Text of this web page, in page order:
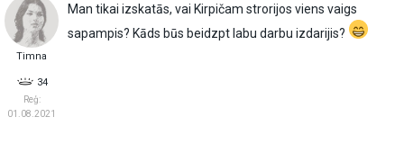
Timna
34
Reģ:
01.08.2021
Man tikai izskatās, vai Kirpičam strorijos viens vaigs
sapampis? Kāds būs beidzpt labu darbu izdarijis?